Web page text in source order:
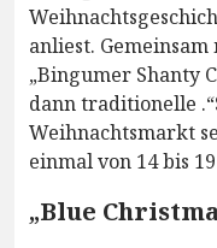
anliest.
„Bingumer Shanty
dann traditionelle
Weihnachtsmarkt
einmal von 14 bis
„Blue